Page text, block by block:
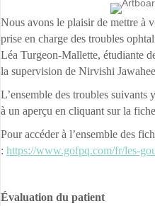
Nous avons le plaisir de mettre à
prise en charge des troubles
Léa Turgeon-Mallette, étudiante
la supervision de Nirvishi
L’ensemble des troubles suivants
à un aperçu en cliquant sur la
Pour accéder à l’ensemble des
: https://www.gofpq.com/fr/les-
Évaluation du patient